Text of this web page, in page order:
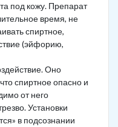
под кожу. Препарат
время, не
спиртное,
(эйфорию,
Оно
спиртное опасно и
от него
Установки
в подсознании